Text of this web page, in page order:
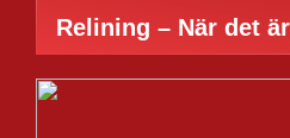
Relining – När det